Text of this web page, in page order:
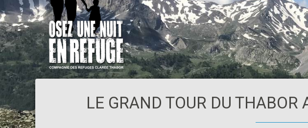
LE GRAND TOUR DU THABOR